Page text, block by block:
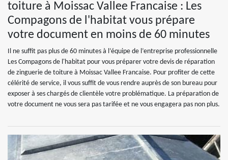
toiture à Moissac Vallee Francaise : Les
Compagons de l'habitat vous prépare
votre document en moins de 60 minutes
Il ne suffit pas plus de 60 minutes à l’équipe de l’entreprise professionnelle
Les Compagons de l'habitat pour vous préparer votre devis de réparation
de zinguerie de toiture à Moissac Vallee Francaise. Pour profiter de cette
célérité de service, il vous suffit de vous rendre auprès de son bureau pour
exposer à ses chargés de clientèle votre problématique. La préparation de
votre document ne vous sera pas tarifée et ne vous engagera pas non plus.